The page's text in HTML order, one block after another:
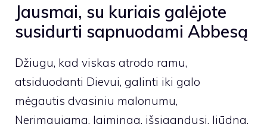
Jausmai, su kuriais galėjote
susidurti sapnuodami Abbesą
Džiugu, kad viskas atrodo ramu,
atsiduodanti Dievui, galinti iki galo
mėgautis dvasiniu malonumu,
Nerimaujama, laiminga, išsigandusi, liūdna.